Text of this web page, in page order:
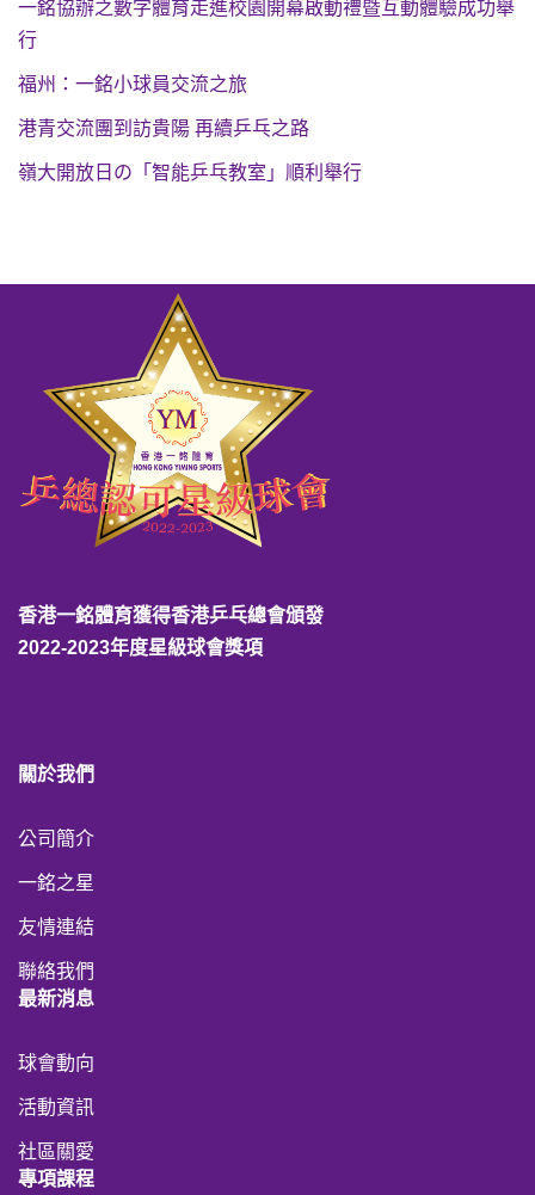
一銘協辦之數字體育走進校園開幕啟動禮暨互動體驗成功舉
行
福州：一銘小球員交流之旅
港青交流團到訪貴陽 再續乒乓之路
嶺大開放日の「智能乒乓教室」順利舉行
香港一銘體育獲得香港乒乓總會頒發
2022-2023年度星級球會獎項
關於我們
公司簡介
一銘之星
友情連結
聯絡我們
最新消息
球會動向
活動資訊
社區關愛
專項課程